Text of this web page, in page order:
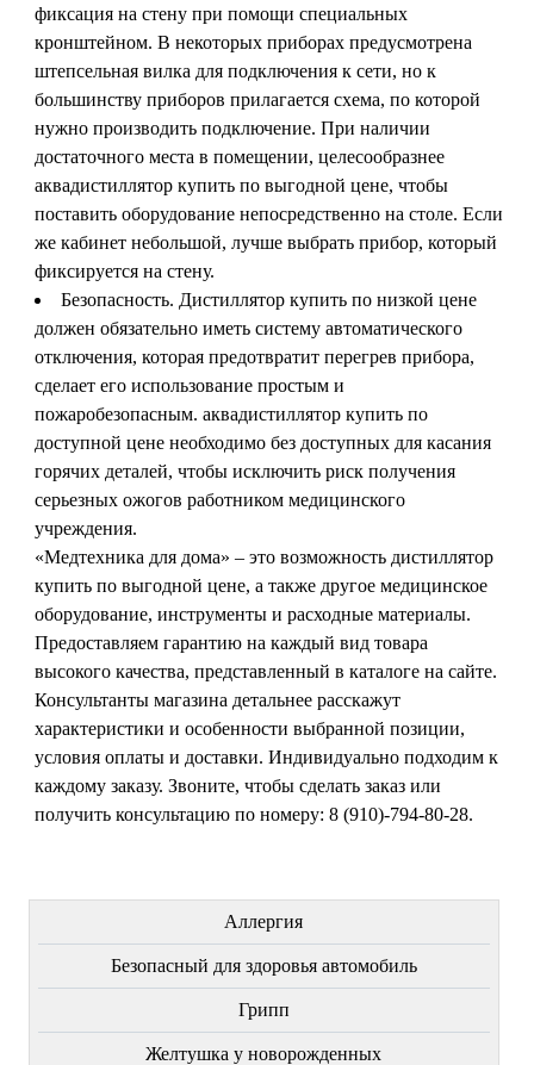
фиксация на стену при помощи специальных
кронштейном. В некоторых приборах предусмотрена
штепсельная вилка для подключения к сети, но к
большинству приборов прилагается схема, по которой
нужно производить подключение. При наличии
достаточного места в помещении, целесообразнее
аквадистиллятор купить по выгодной цене, чтобы
поставить оборудование непосредственно на столе. Если
же кабинет небольшой, лучше выбрать прибор, который
фиксируется на стену.
Безопасность. Дистиллятор купить по низкой цене
должен обязательно иметь систему автоматического
отключения, которая предотвратит перегрев прибора,
сделает его использование простым и
пожаробезопасным. аквадистиллятор купить по
доступной цене необходимо без доступных для касания
горячих деталей, чтобы исключить риск получения
серьезных ожогов работником медицинского
учреждения.
«Медтехника для дома» – это возможность дистиллятор
купить по выгодной цене, а также другое медицинское
оборудование, инструменты и расходные материалы.
Предоставляем гарантию на каждый вид товара
высокого качества, представленный в каталоге на сайте.
Консультанты магазина детальнее расскажут
характеристики и особенности выбранной позиции,
условия оплаты и доставки. Индивидуально подходим к
каждому заказу. Звоните, чтобы сделать заказ или
получить консультацию по номеру: 8 (910)-794-80-28.
Аллергия
Безопасный для здоровья автомобиль
Грипп
Желтушка у новорожденных